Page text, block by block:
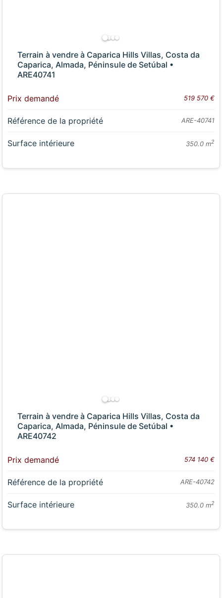
Terrain à vendre à Caparica Hills Villas, Costa da
Caparica, Almada, Péninsule de Setúbal •
ARE40741
Prix demandé 519 570 €
Référence de la propriété ARE-40741
Surface intérieure 350.0 m2
Terrain à vendre à Caparica Hills Villas, Costa da
Caparica, Almada, Péninsule de Setúbal •
ARE40742
Prix demandé 574 140 €
Référence de la propriété ARE-40742
Surface intérieure 350.0 m2